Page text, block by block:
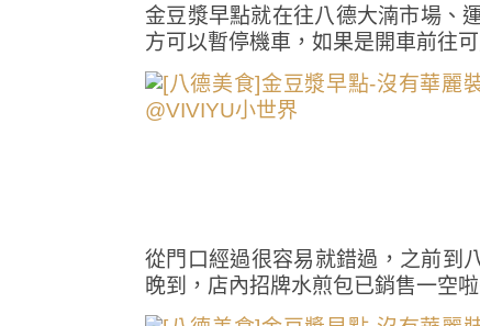
金豆漿早點就在往八德大湳市場、
方可以暫停機車，如果是開車前往
從門口經過很容易就錯過，之前到
晚到，店內招牌水煎包已銷售一空